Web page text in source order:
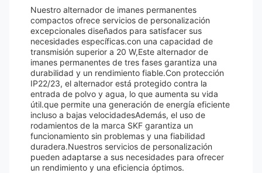
Nuestro alternador de imanes permanentes
compactos ofrece servicios de personalización
excepcionales diseñados para satisfacer sus
necesidades específicas.con una capacidad de
transmisión superior a 20 W,Este alternador de
imanes permanentes de tres fases garantiza una
durabilidad y un rendimiento fiable.Con protección
IP22/23, el alternador está protegido contra la
entrada de polvo y agua, lo que aumenta su vida
útil.que permite una generación de energía eficiente
incluso a bajas velocidadesAdemás, el uso de
rodamientos de la marca SKF garantiza un
funcionamiento sin problemas y una fiabilidad
duradera.Nuestros servicios de personalización
pueden adaptarse a sus necesidades para ofrecer
un rendimiento y una eficiencia óptimos.